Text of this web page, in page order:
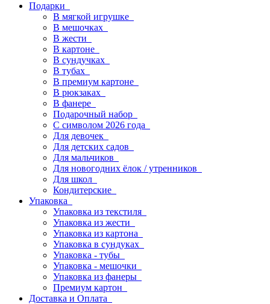
Подарки
В мягкой игрушке
В мешочках
В жести
В картоне
В сундучках
В тубах
В премиум картоне
В рюкзаках
В фанере
Подарочный набор
С символом 2026 года
Для девочек
Для детских садов
Для мальчиков
Для новогодних ёлок / утренников
Для школ
Кондитерские
Упаковка
Упаковка из текстиля
Упаковка из жести
Упаковка из картона
Упаковка в сундуках
Упаковка - тубы
Упаковка - мешочки
Упаковка из фанеры
Премиум картон
Доставка и Оплата